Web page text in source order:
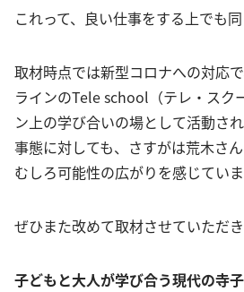
これって、良い仕事をする上でも
取材時点では新型コロナへの対応
ラインのTele school（テレ・スク
ン上の学び合いの場として活動さ
事態に対しても、さすがは荒木さん
むしろ可能性の広がりを感じていま
ぜひまた改めて取材させていただ
子どもと大人が学び合う現代の寺